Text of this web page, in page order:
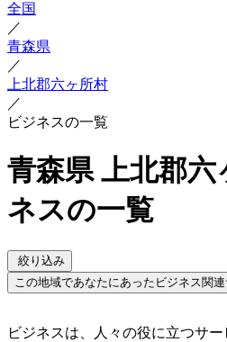
全国
／
青森県
／
上北郡六ヶ所村
／
ビジネスの一覧
青森県 上北郡六
ネスの一覧
絞り込み
この地域であなたにあったビジネス関
ビジネスは、人々の役に立つサ